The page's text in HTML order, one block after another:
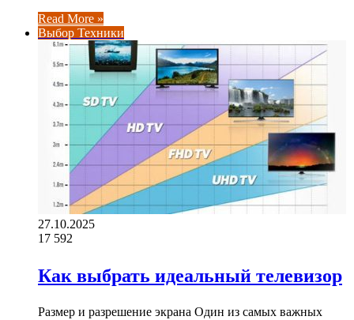
Read More »
Выбор Техники
27.10.2025
17 592
Как выбрать идеальный телевизор
Размер и разрешение экрана Один из самых важных